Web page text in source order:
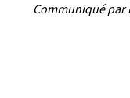
Communiqué par